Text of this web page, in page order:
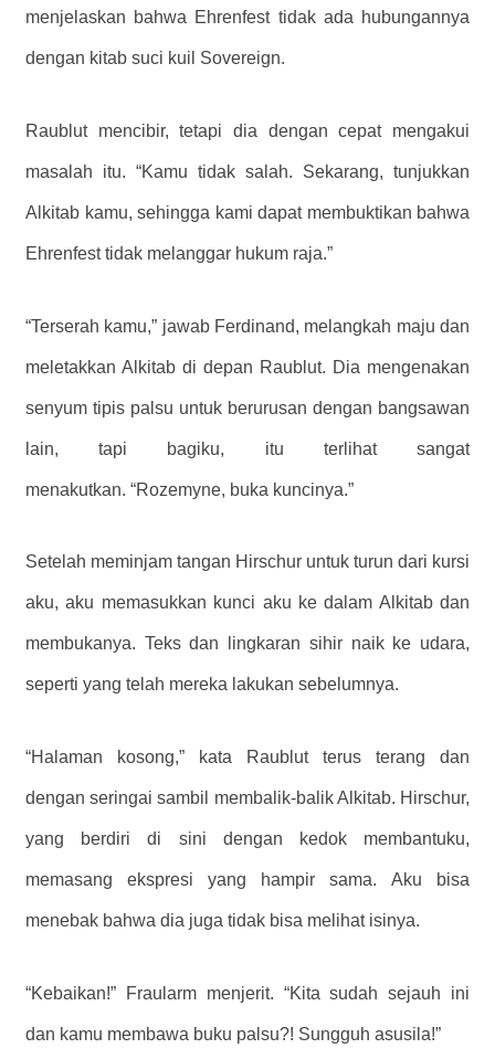
menjelaskan bahwa Ehrenfest tidak ada hubungannya
dengan kitab suci kuil Sovereign.
Raublut mencibir, tetapi dia dengan cepat mengakui
masalah itu. “Kamu tidak salah. Sekarang, tunjukkan
Alkitab kamu, sehingga kami dapat membuktikan bahwa
Ehrenfest tidak melanggar hukum raja.”
“Terserah kamu,” jawab Ferdinand, melangkah maju dan
meletakkan Alkitab di depan Raublut. Dia mengenakan
senyum tipis palsu untuk berurusan dengan bangsawan
lain, tapi bagiku, itu terlihat sangat
menakutkan. “Rozemyne, buka kuncinya.”
Setelah meminjam tangan Hirschur untuk turun dari kursi
aku, aku memasukkan kunci aku ke dalam Alkitab dan
membukanya. Teks dan lingkaran sihir naik ke udara,
seperti yang telah mereka lakukan sebelumnya.
“Halaman kosong,” kata Raublut terus terang dan
dengan seringai sambil membalik-balik Alkitab. Hirschur,
yang berdiri di sini dengan kedok membantuku,
memasang ekspresi yang hampir sama. Aku bisa
menebak bahwa dia juga tidak bisa melihat isinya.
“Kebaikan!” Fraularm menjerit. “Kita sudah sejauh ini
dan kamu membawa buku palsu?! Sungguh asusila!”